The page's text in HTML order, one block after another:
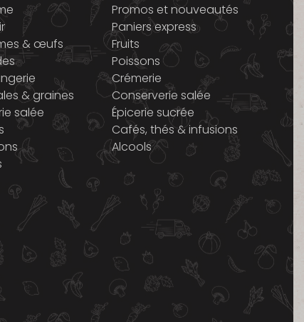
Promos et nouveautés
Paniers express
& œufs
Fruits
Poissons
Crémerie
& graines
Conserverie salée
salée
Épicerie sucrée
Cafés, thés & infusions
Alcools